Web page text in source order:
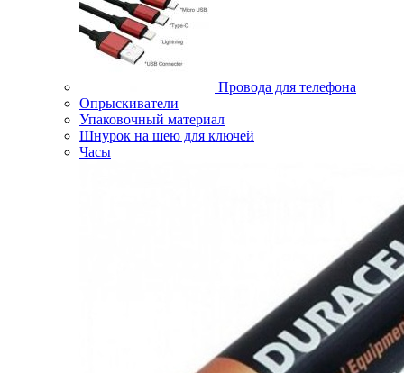
Провода для телефона
Опрыскиватели
Упаковочный материал
Шнурок на шею для ключей
Часы